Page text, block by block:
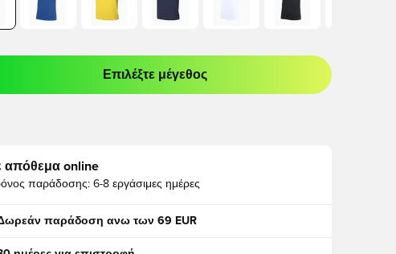
ένα Modal για να συνδεθείτε ή να εγγραφείτε ως μέλος
Επιλέξτε μέγεθος
απόθεμα online
παράδοσης: 6-8 εργάσιμες ημέρες
παράδοση ανω των 69 EUR